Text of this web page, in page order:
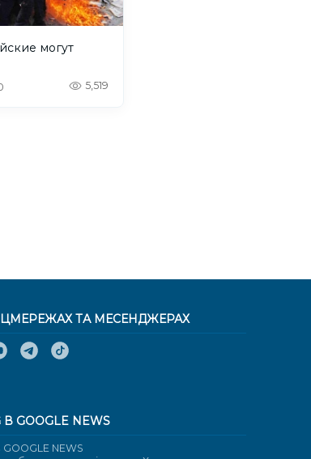
могут
5,519
ТА МЕСЕНДЖЕРАХ
В GOOGLE NEWS
NEWS